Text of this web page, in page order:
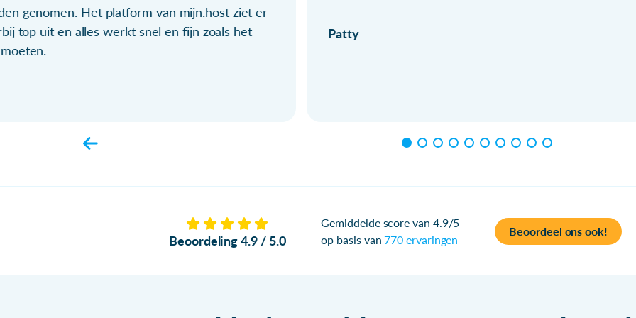
genomen. Het platform van mijn.host ziet er
top uit en alles werkt snel en fijn zoals het
Patty
Beoordeling 4.9 / 5.0
Gemiddelde score van 4.9/5
op basis van770 ervaringen
Beoordeel ons ook!